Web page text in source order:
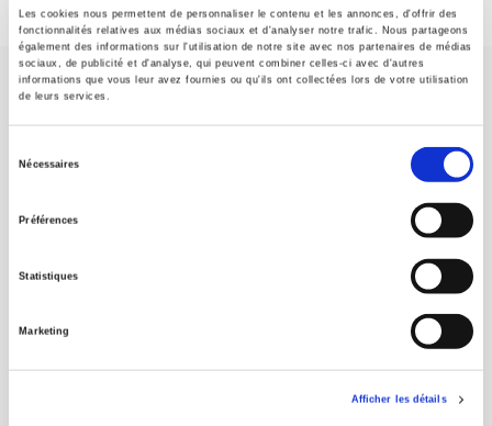
Les cookies nous permettent de personnaliser le contenu et les annonces, d'offrir des
fonctionnalités relatives aux médias sociaux et d'analyser notre trafic. Nous partageons
également des informations sur l'utilisation de notre site avec nos partenaires de médias
sociaux, de publicité et d'analyse, qui peuvent combiner celles-ci avec d'autres
informations que vous leur avez fournies ou qu'ils ont collectées lors de votre utilisation
de leurs services.
Nécessaires
Préférences
Statistiques
Marketing
Afficher les détails
Maison d'édition dédiée aux sciences humaines et sociales, les
Presses de Sciences Po participent depuis leur création en 1976
à la transmission des savoirs et des idées
FOREIGN RIGHTS
POUR LES LIBRAIRES